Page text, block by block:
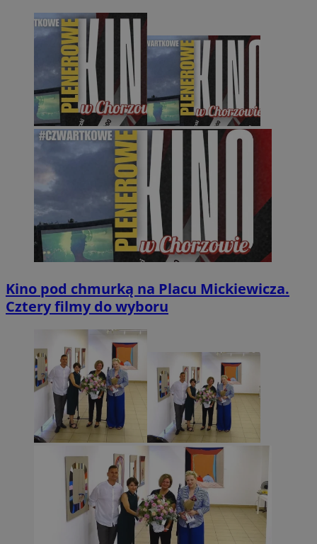
Kino pod chmurką na Placu Mickiewicza.
Cztery filmy do wyboru